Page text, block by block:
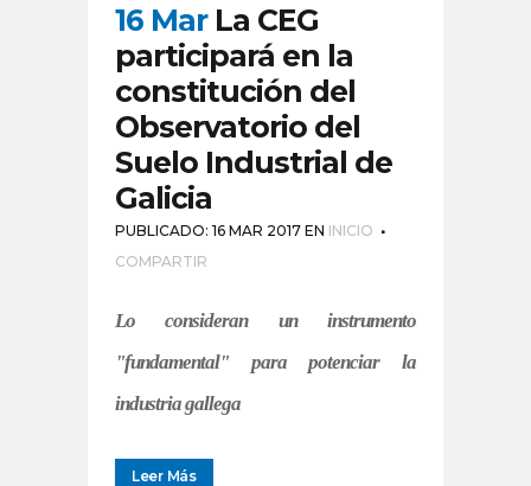
16 Mar La CEG
participará en la
constitución del
Observatorio del
Suelo Industrial de
Galicia
PUBLICADO: 16 MAR 2017 EN INICIO
COMPARTIR
Lo consideran un instrumento
"fundamental" para potenciar la
industria gallega
Leer Más